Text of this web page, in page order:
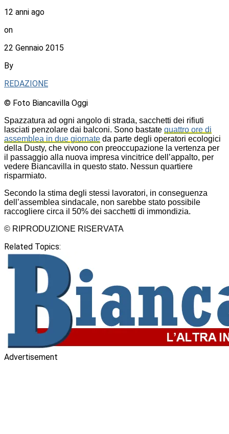
12 anni ago
on
22 Gennaio 2015
By
REDAZIONE
© Foto Biancavilla Oggi
Spazzatura ad ogni angolo di strada, sacchetti dei rifiuti
lasciati penzolare dai balconi. Sono bastate quattro ore di
assemblea in due giornate da parte degli operatori ecologici
della Dusty, che vivono con preoccupazione la vertenza per
il passaggio alla nuova impresa vincitrice dell’appalto, per
vedere Biancavilla in questo stato. Nessun quartiere
risparmiato.
Secondo la stima degli stessi lavoratori, in conseguenza
dell’assemblea sindacale, non sarebbe stato possibile
raccogliere circa il 50% dei sacchetti di immondizia.
© RIPRODUZIONE RISERVATA
Related Topics:
Advertisement